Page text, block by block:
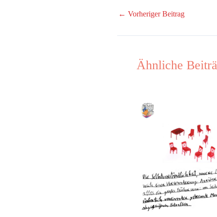
← Vorheriger Beitrag
Ähnliche